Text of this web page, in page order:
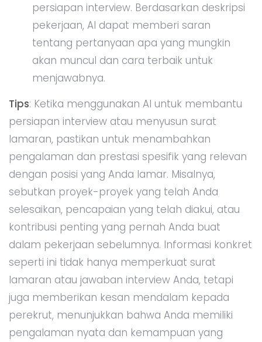
persiapan interview. Berdasarkan deskripsi
pekerjaan, AI dapat memberi saran
tentang pertanyaan apa yang mungkin
akan muncul dan cara terbaik untuk
menjawabnya.
Tips: Ketika menggunakan AI untuk membantu
persiapan interview atau menyusun surat
lamaran, pastikan untuk menambahkan
pengalaman dan prestasi spesifik yang relevan
dengan posisi yang Anda lamar. Misalnya,
sebutkan proyek-proyek yang telah Anda
selesaikan, pencapaian yang telah diakui, atau
kontribusi penting yang pernah Anda buat
dalam pekerjaan sebelumnya. Informasi konkret
seperti ini tidak hanya memperkuat surat
lamaran atau jawaban interview Anda, tetapi
juga memberikan kesan mendalam kepada
perekrut, menunjukkan bahwa Anda memiliki
pengalaman nyata dan kemampuan yang